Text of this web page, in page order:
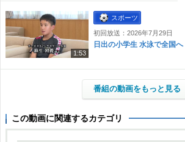
1:53
スポーツ
初回放送：2026年7月29日
日出の小学生 水泳で全国へ
番組の動画をもっと見る
この動画に関連するカテゴリ